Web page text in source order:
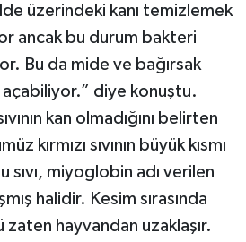
üzerindeki kanı temizlemek
ancak bu durum bakteri
Bu da mide ve bağırsak
açabiliyor.” diye konuştu.
kan olmadığını belirten
kırmızı sıvının büyük kısmı
sıvı, miyoglobin adı verilen
halidir. Kesim sırasında
zaten hayvandan uzaklaşır.